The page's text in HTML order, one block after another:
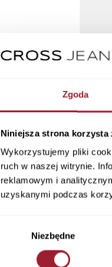
Zgoda
Niniejsza strona korzysta
Wykorzystujemy pliki
ruch w naszej witrynie.
reklamowym i
uzyskanymi podczas
Niezbędne
T-shirt